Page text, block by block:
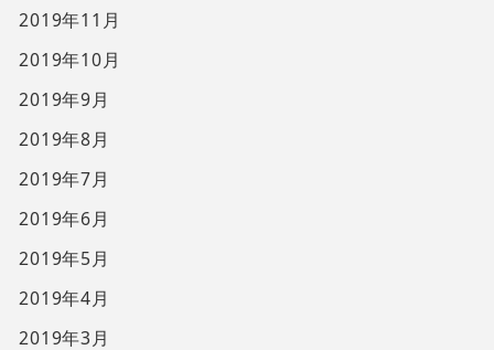
2019年11月
2019年10月
2019年9月
2019年8月
2019年7月
2019年6月
2019年5月
2019年4月
2019年3月